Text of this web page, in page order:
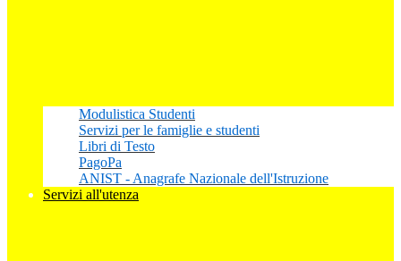
Modulistica Studenti
Servizi per le famiglie e studenti
Libri di Testo
PagoPa
ANIST - Anagrafe Nazionale dell'Istruzione
Servizi all'utenza